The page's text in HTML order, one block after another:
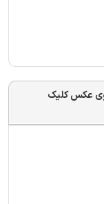
عکس کلیک